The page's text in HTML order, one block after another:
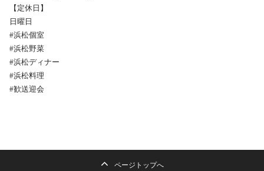
【定休日】
日曜日
#浜松個室
#浜松野菜
#浜松ディナー
#浜松料理
#歓送迎会
ページトップへ